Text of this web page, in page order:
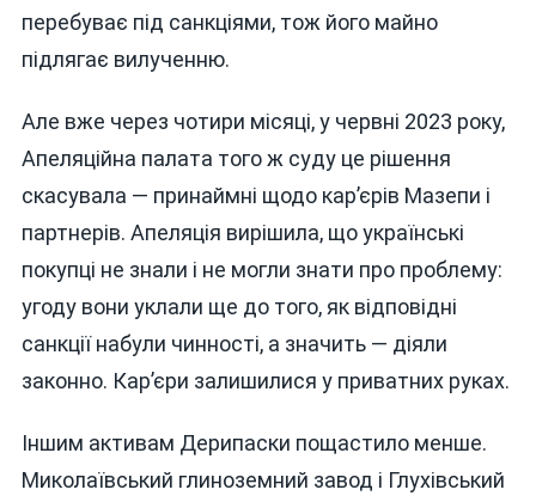
перебуває під санкціями, тож його майно
підлягає вилученню.
Але вже через чотири місяці, у червні 2023 року,
Апеляційна палата того ж суду це рішення
скасувала — принаймні щодо кар’єрів Мазепи і
партнерів. Апеляція вирішила, що українські
покупці не знали і не могли знати про проблему:
угоду вони уклали ще до того, як відповідні
санкції набули чинності, а значить — діяли
законно. Кар’єри залишилися у приватних руках.
Іншим активам Дерипаски пощастило менше.
Миколаївський глиноземний завод і Глухівський